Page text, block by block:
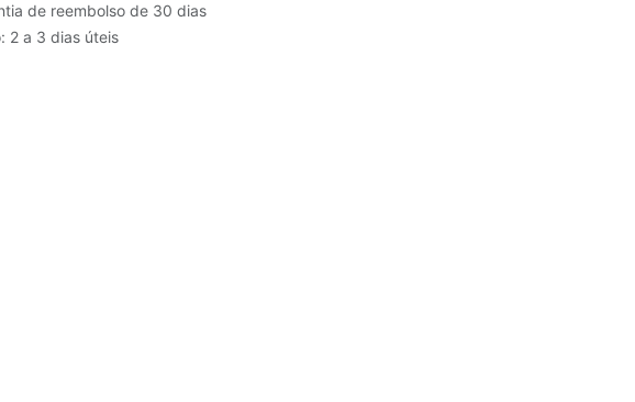
de reembolso de 30 dias
2 a 3 dias úteis